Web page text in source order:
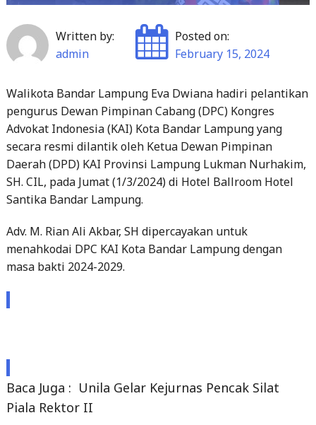
Written by:
admin
Posted on:
February 15, 2024
Walikota Bandar Lampung Eva Dwiana hadiri pelantikan
pengurus Dewan Pimpinan Cabang (DPC) Kongres
Advokat Indonesia (KAI) Kota Bandar Lampung yang
secara resmi dilantik oleh Ketua Dewan Pimpinan
Daerah (DPD) KAI Provinsi Lampung Lukman Nurhakim,
SH. CIL, pada Jumat (1/3/2024) di Hotel Ballroom Hotel
Santika Bandar Lampung.
Adv. M. Rian Ali Akbar, SH dipercayakan untuk
menahkodai DPC KAI Kota Bandar Lampung dengan
masa bakti 2024-2029.
Baca Juga : Unila Gelar Kejurnas Pencak Silat
Piala Rektor II